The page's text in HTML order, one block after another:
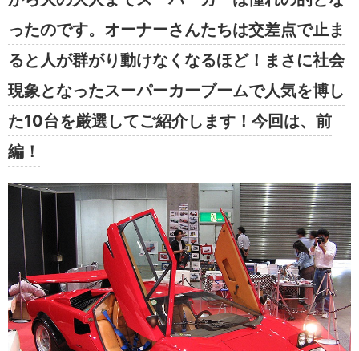
ったのです。オーナーさんたちは交差点で止ま
ると人が群がり動けなくなるほど！まさに社会
現象となったスーパーカーブームで人気を博し
た10台を厳選してご紹介します！今回は、前
編！